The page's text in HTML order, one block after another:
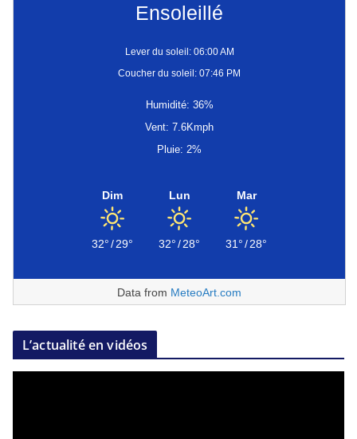
Ensoleillé
Lever du soleil: 06:00 AM
Coucher du soleil: 07:46 PM
Humidité: 36%
Vent: 7.6Kmph
Pluie: 2%
Dim
32°/29°
Lun
32°/28°
Mar
31°/28°
Data from MeteoArt.com
L’actualité en vidéos